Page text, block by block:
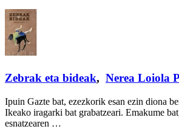
Zebrak eta bideak, Nerea Loiola
Ipuin Gazte bat, ezezkorik esan ezin diona
Ikeako iragarki bat grabatzeari. Emakume
esnatzearen …